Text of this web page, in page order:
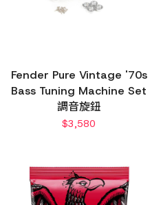
Fender Pure Vintage '70s
Bass Tuning Machine Set
調音旋鈕
$3,580